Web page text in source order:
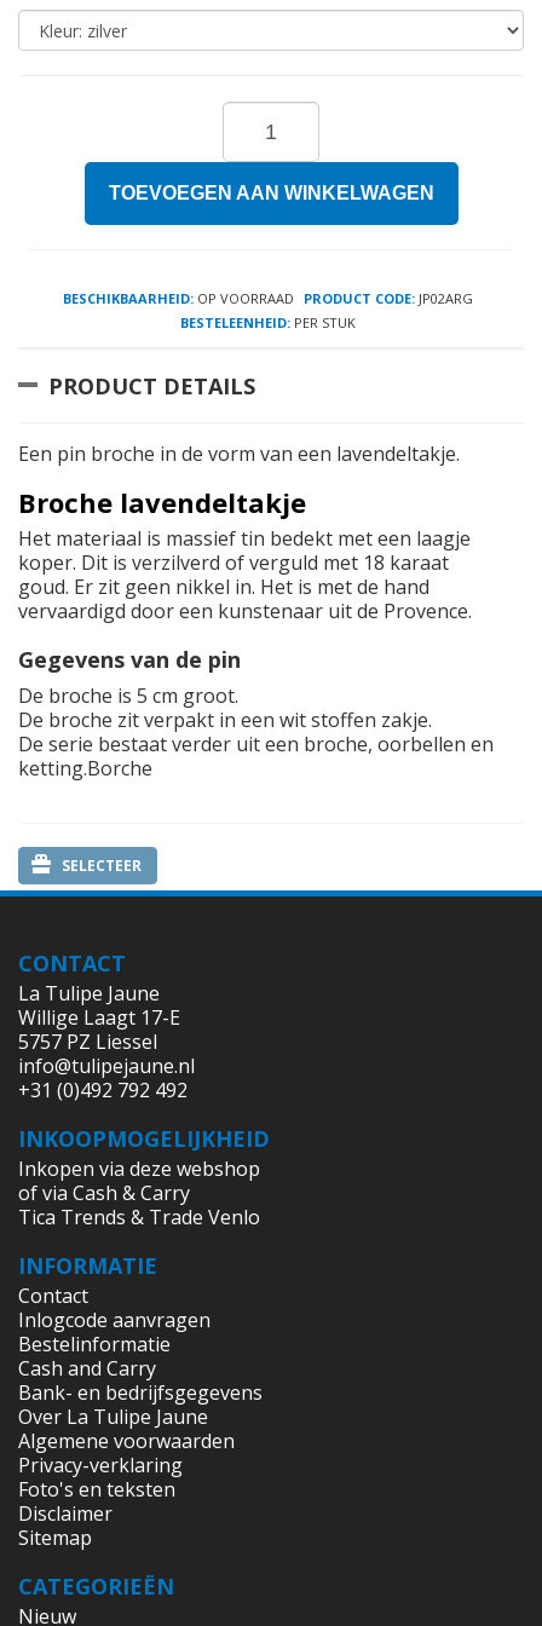
TOEVOEGEN AAN WINKELWAGEN
BESCHIKBAARHEID: OP VOORRAAD PRODUCT CODE: JP02ARG
BESTELEENHEID: PER STUK
PRODUCT DETAILS
Een pin broche in de vorm van een lavendeltakje.
Broche lavendeltakje
Het materiaal is massief tin bedekt met een laagje
koper. Dit is verzilverd of verguld met 18 karaat
goud. Er zit geen nikkel in. Het is met de hand
vervaardigd door een kunstenaar uit de Provence.
Gegevens van de pin
De broche is 5 cm groot.
De broche zit verpakt in een wit stoffen zakje.
De serie bestaat verder uit een broche, oorbellen en
ketting.Borche
SELECTEER
CONTACT
La Tulipe Jaune
Willige Laagt 17-E
5757 PZ Liessel
info@tulipejaune.nl
+31 (0)492 792 492
INKOOPMOGELIJKHEID
Inkopen via deze webshop
of via Cash & Carry
Tica Trends & Trade Venlo
INFORMATIE
Contact
Inlogcode aanvragen
Bestelinformatie
Cash and Carry
Bank- en bedrijfsgegevens
Over La Tulipe Jaune
Algemene voorwaarden
Privacy-verklaring
Foto's en teksten
Disclaimer
Sitemap
CATEGORIEËN
Nieuw